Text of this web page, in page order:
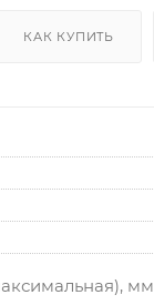
КАК КУПИТЬ
мм